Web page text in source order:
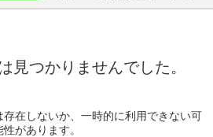
見つかりませんでした。
在しないか、一時的に利用できない可
性があります。